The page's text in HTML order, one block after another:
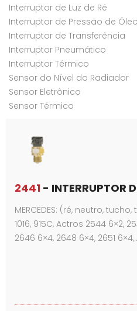
Interruptor de Luz de Ré
Interruptor de Pressão de Óleo
Interruptor de Transferência
Interruptor Pneumático
Interruptor Térmico
Sensor do Nível do Radiador
Sensor Eletrônico
Sensor Térmico
2441 - INTERRUPTOR
MERCEDES: (ré, neutro,
1016, 915C, Actros 2544 6×2,
2646 6×4, 2648 6×4, 2651